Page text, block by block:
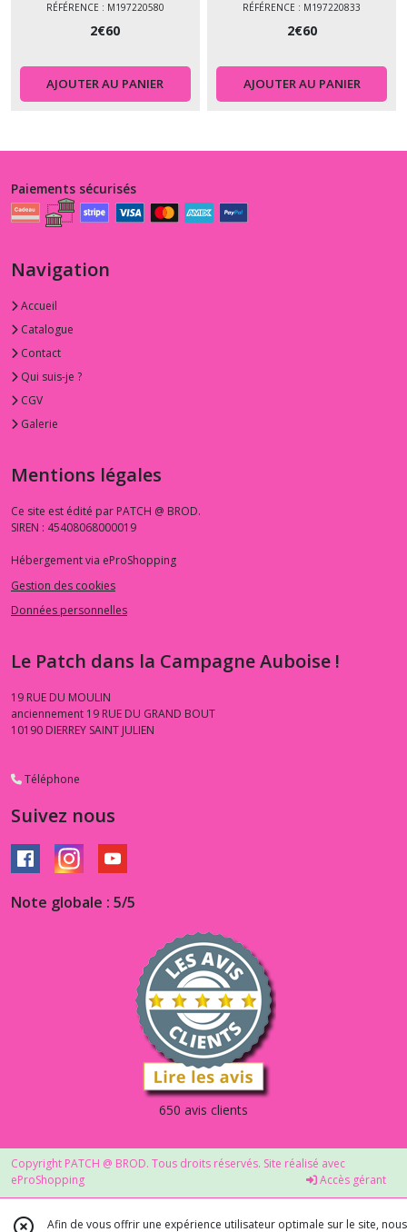
RÉFÉRENCE : M197220580
2€60
AJOUTER AU PANIER
RÉFÉRENCE : M197220833
2€60
AJOUTER AU PANIER
Paiements sécurisés
Navigation
Accueil
Catalogue
Contact
Qui suis-je ?
CGV
Galerie
Mentions légales
Ce site est édité par PATCH @ BROD.
SIREN : 45408068000019
Hébergement via eProShopping
Gestion des cookies
Données personnelles
Le Patch dans la Campagne Auboise !
19 RUE DU MOULIN
anciennement 19 RUE DU GRAND BOUT
10190 DIERREY SAINT JULIEN
Téléphone
Suivez nous
Note globale : 5/5
650 avis clients
Copyright PATCH @ BROD. Tous droits réservés. Site réalisé avec
eProShopping
Accès gérant
Afin de vous offrir une expérience utilisateur optimale sur le site, nous